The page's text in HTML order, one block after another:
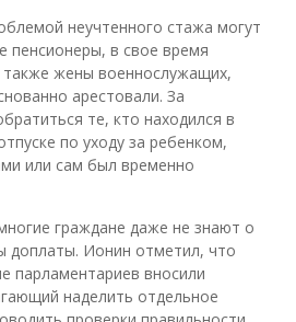
неучтенного стажа могут
пенсионеры, в свое время
жены военнослужащих,
арестовали. За
те, кто находился в
по уходу за ребенком,
или сам был временно
граждане даже не знают о
доплаты. Ионин отметил, что
парламентариев вносили
наделить отдельное